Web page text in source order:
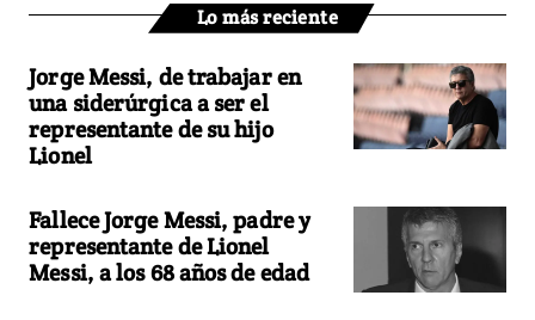
Lo más reciente
Jorge Messi, de trabajar en
una siderúrgica a ser el
representante de su hijo
Lionel
Fallece Jorge Messi, padre y
representante de Lionel
Messi, a los 68 años de edad